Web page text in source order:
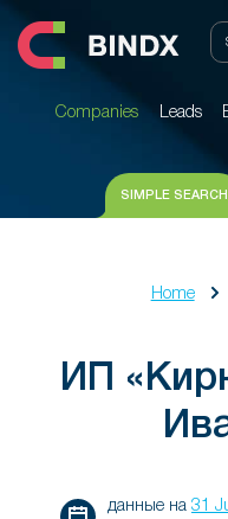
Companies Leads
Companies Leads
SIMPLE SEARCH
Home
ИП
данные на 31